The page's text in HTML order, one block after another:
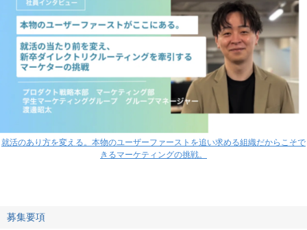
就活のあり方を変える。本物のユーザーファーストを追い求める組織だからこそで
きるマーケティングの挑戦。
募集要項